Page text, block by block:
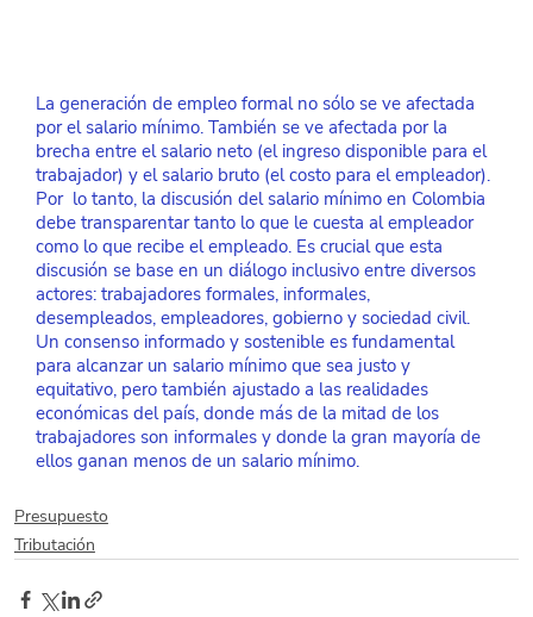
La generación de empleo formal no sólo se ve afectada
por el salario mínimo. También se ve afectada por la
brecha entre el salario neto (el ingreso disponible para el
trabajador) y el salario bruto (el costo para el empleador).
Por  lo tanto, la discusión del salario mínimo en Colombia
debe transparentar tanto lo que le cuesta al empleador
como lo que recibe el empleado. Es crucial que esta
discusión se base en un diálogo inclusivo entre diversos
actores: trabajadores formales, informales,
desempleados, empleadores, gobierno y sociedad civil.
Un consenso informado y sostenible es fundamental
para alcanzar un salario mínimo que sea justo y
equitativo, pero también ajustado a las realidades
económicas del país, donde más de la mitad de los
trabajadores son informales y donde la gran mayoría de
ellos ganan menos de un salario mínimo.
Presupuesto
Tributación